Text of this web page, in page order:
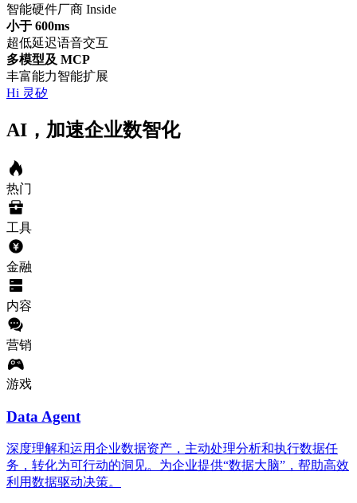
智能硬件厂商 Inside
小于 600ms
超低延迟语音交互
多模型及 MCP
丰富能力智能扩展
Hi 灵矽
AI，加速企业数智化
热门
工具
金融
内容
营销
游戏
Data Agent
深度理解和运用企业数据资产，主动处理分析和执行数据任
务，转化为可行动的洞见。为企业提供“数据大脑”，帮助高效
利用数据驱动决策。